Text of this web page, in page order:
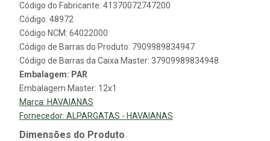
Código do Fabricante: 41370072747200
Código: 48972
Código NCM: 64022000
Código de Barras do Produto: 7909989834947
Código de Barras da Caixa Master: 37909989834948
Embalagem: PAR
Embalagem Master: 12x1
Marca: HAVAIANAS
Fornecedor: ALPARGATAS - HAVAIANAS
Dimensões do Produto